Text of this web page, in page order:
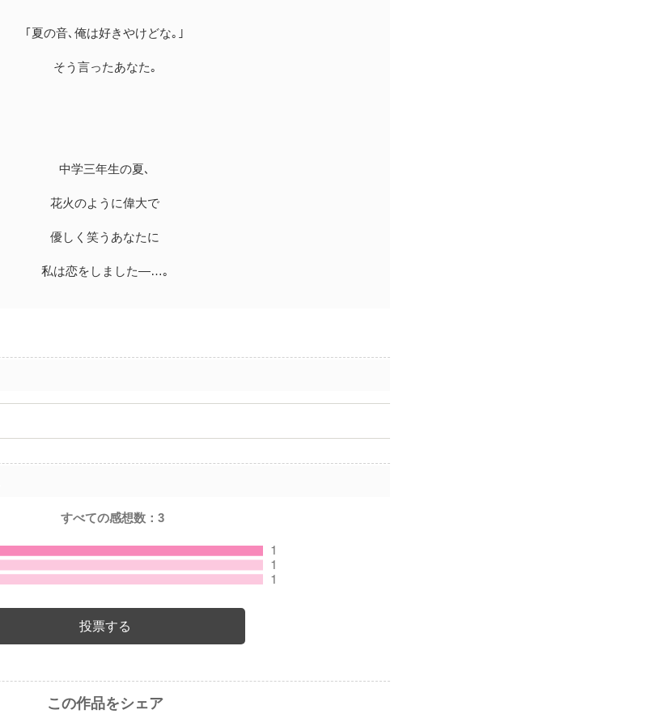
｢夏の音､俺は好きやけどな｡｣
そう言ったあなた｡
中学三年生の夏､
花火のように偉大で
優しく笑うあなたに
私は恋をしました―…｡
すべての感想数：3
投票する
この作品をシェア